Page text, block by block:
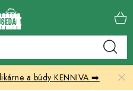
a búdy KENNIVA ➡️